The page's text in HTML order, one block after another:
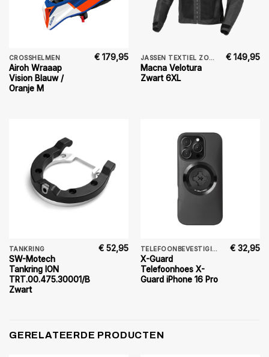
CROSSHELMEN
Airoh Wraaap
Vision Blauw /
Oranje M
€ 179,95 JASSEN TEXTIEL ZOMER
Macna Velotura
Zwart 6XL
€ 149,95
TANKRING
SW-Motech
Tankring ION
TRT.00.475.30001/B
Zwart
€ 52,95 TELEFOONBEVESTIGING
X-Guard
Telefoonhoes X-
Guard iPhone 16 Pro
€ 32,95
GERELATEERDE PRODUCTEN